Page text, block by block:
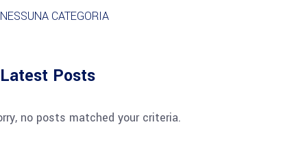
NESSUNA CATEGORIA
Latest Posts
no posts matched your criteria.